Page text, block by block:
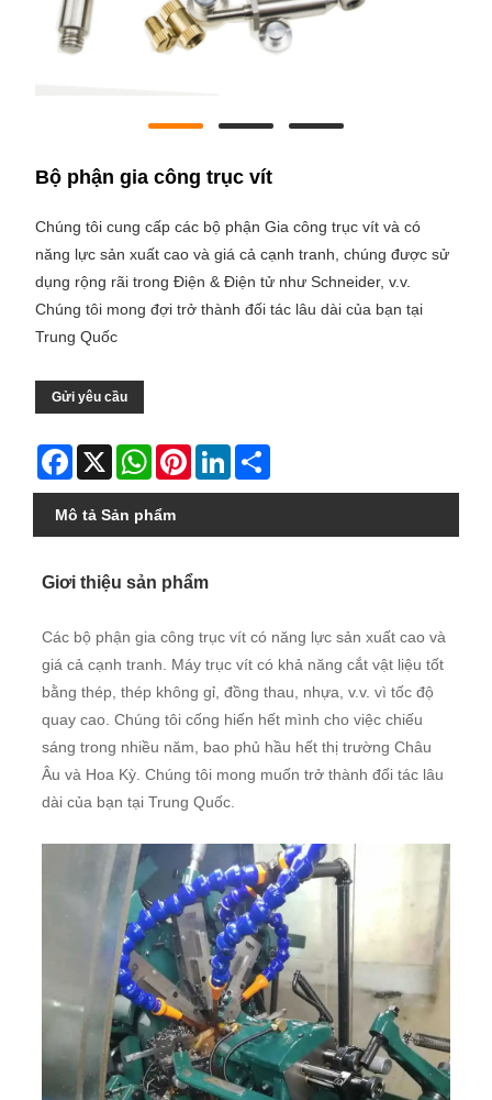
Bộ phận gia công trục vít
Chúng tôi cung cấp các bộ phận Gia công trục vít và có
năng lực sản xuất cao và giá cả cạnh tranh, chúng được sử
dụng rộng rãi trong Điện & Điện tử như Schneider, v.v.
Chúng tôi mong đợi trở thành đối tác lâu dài của bạn tại
Trung Quốc
Gửi yêu cầu
Facebook
X WhatsAppPinterestLinkedIn
Mô tả Sản phẩm
Giơi thiệu sản phẩm
Các bộ phận gia công trục vít có năng lực sản xuất cao và
giá cả cạnh tranh. Máy trục vít có khả năng cắt vật liệu tốt
bằng thép, thép không gỉ, đồng thau, nhựa, v.v. vì tốc độ
quay cao. Chúng tôi cống hiến hết mình cho việc chiếu
sáng trong nhiều năm, bao phủ hầu hết thị trường Châu
Âu và Hoa Kỳ. Chúng tôi mong muốn trở thành đối tác lâu
dài của bạn tại Trung Quốc.